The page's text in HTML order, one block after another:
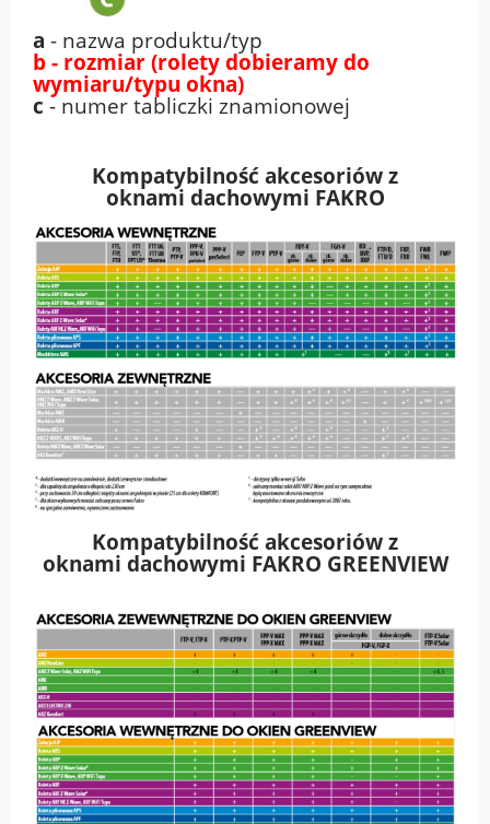
a - nazwa produktu/typ
b - rozmiar (rolety dobieramy do
wymiaru/typu okna)
c - numer tabliczki znamionowej
Kompatybilność akcesoriów z
oknami dachowymi FAKRO
Kompatybilność akcesoriów z
oknami dachowymi FAKRO GREENVIEW